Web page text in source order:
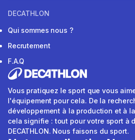
DECATHLON
Qui sommes nous ?
Recrutement
F.A.Q
Vous pratiquez le sport que vous
l'équipement pour cela. De la
développement à la production et à
cela signifie : tout pour votre sport à
DECATHLON. Nous faisons du sport.